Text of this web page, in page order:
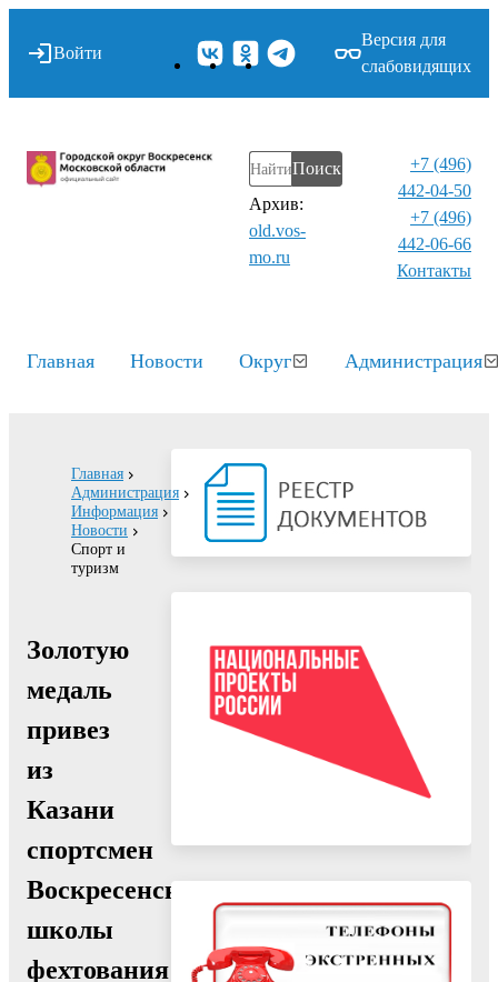
Войти
Версия для
слабовидящих
Поиск
Архив:
old.vos-
mo.ru
+7 (496)
442-04-50
+7 (496)
442-06-66
Контакты⁠
Главная Новости Округ Администрация
Главная
Администрация
Информация
Новости
Спорт и
туризм
Золотую
медаль
привез
из
Казани
спортсмен
Воскресенской
школы
фехтования